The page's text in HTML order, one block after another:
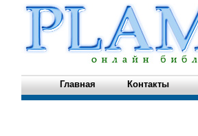
Главная Контакты